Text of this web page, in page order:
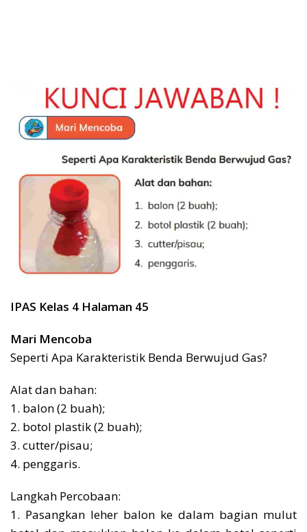
IPAS Kelas 4 Halaman 45
Mari Mencoba
Seperti Apa Karakteristik Benda Berwujud Gas?
Alat dan bahan:
1. balon (2 buah);
2. botol plastik (2 buah);
3. cutter/pisau;
4. penggaris.
Langkah Percobaan:
1. Pasangkan leher balon ke dalam bagian mulut